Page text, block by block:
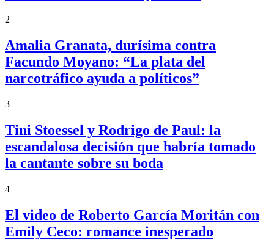
2
Amalia Granata, durísima contra
Facundo Moyano: “La plata del
narcotráfico ayuda a políticos”
3
Tini Stoessel y Rodrigo de Paul: la
escandalosa decisión que habría tomado
la cantante sobre su boda
4
El video de Roberto García Moritán con
Emily Ceco: romance inesperado